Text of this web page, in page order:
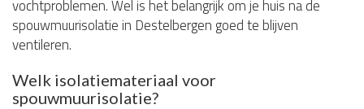
vochtproblemen. Wel is het belangrijk om je huis na de
spouwmuurisolatie in Destelbergen goed te blijven
ventileren.
Welk isolatiemateriaal voor
spouwmuurisolatie?